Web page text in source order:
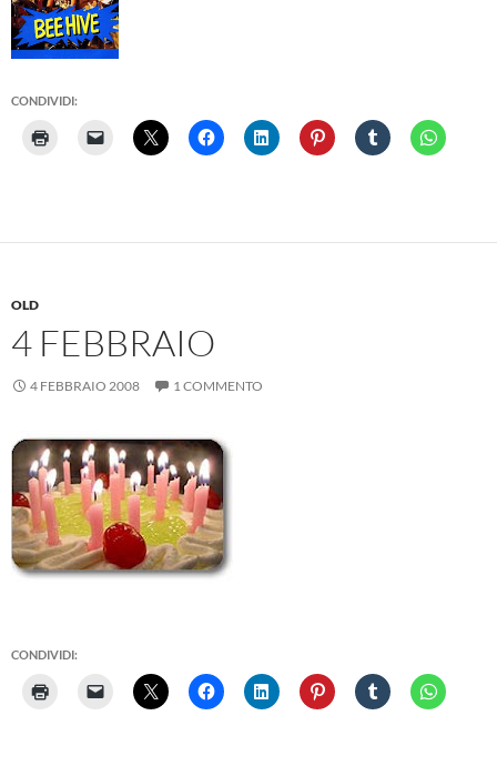
CONDIVIDI:
OLD
4 FEBBRAIO
4 FEBBRAIO 2008 1 COMMENTO
CONDIVIDI: